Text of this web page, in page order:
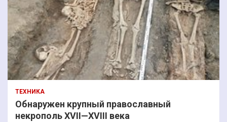
ТЕХНИКА
Обнаружен крупный православный
некрополь XVII—XVIII века